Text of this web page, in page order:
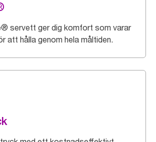
servett ger dig komfort som varar
att hålla genom hela måltiden.